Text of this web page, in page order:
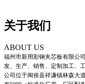
关于我们
ABOUT US
福州市新用彩钢夹芯板有限公司
发、生产、销售、定制加工、
公司位于闽侯县祥谦镇林森大